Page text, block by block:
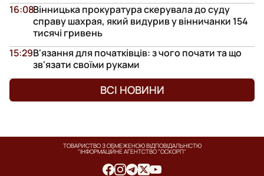
Вінницька прокуратура скерувала до суду
справу шахрая, який видурив у вінничанки 154
тисячі гривень
16:08
В'язання для початківців: з чого почати та що
зв'язати своїми руками
15:29
ВСІ НОВИНИ
ТОВАРИСТВО З ОБМЕЖЕНОЮ ВІДПОВІДАЛЬНІСТЮ
"ІНФОРМАЦІЙНЕ АГЕНТСТВО "ОСКОРП"